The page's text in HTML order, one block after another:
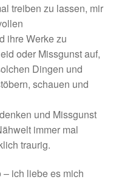
treiben zu lassen, mir
ihre Werke zu
oder Missgunst auf,
Dingen und
schauen und
und Missgunst
immer mal
traurig.
ich liebe es mich